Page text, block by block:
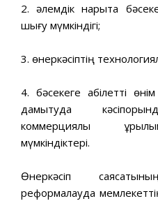
2. əлемдік нарықта
шығу мүмкіндігі;
3. өнеркəсіптің
4. бəсекеге қабілетті
дамытуда
коммерциялық
мүмкіндіктері.
Өнеркəсіп
реформалауда